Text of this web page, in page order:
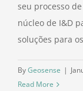
seu processo
núcleo de I&D
soluções para
ByGeosense |
Read More